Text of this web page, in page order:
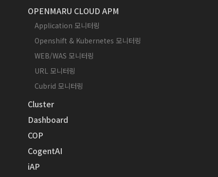
OPENMARU CLOUD APM
Application 모니터링
Openshift & Kubernetes 모니터링
WEB/WAS 모니터링
URL 모니터링
Cubrid 모니터링
Cluster
Dashboard
COP
CogentAI
iAP